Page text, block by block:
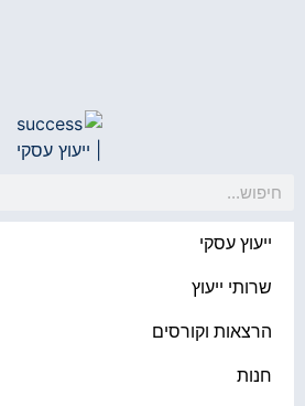
עסקי
ייעוץ
וקורסים